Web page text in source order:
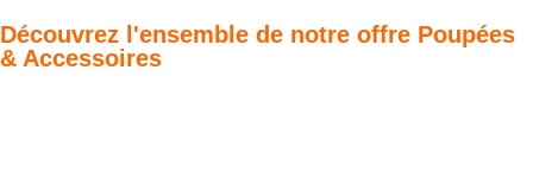
Découvrez l'ensemble de notre offre Poupées
& Accessoires